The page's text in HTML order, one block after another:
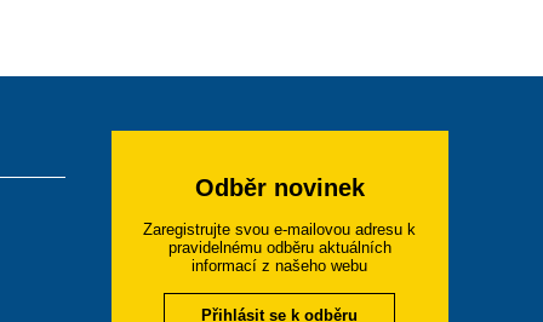
Odběr novinek
Zaregistrujte svou e-mailovou adresu k
pravidelnému odběru aktuálních
informací z našeho webu
Přihlásit se k odběru